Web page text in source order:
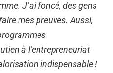
J’ai foncé, des gens
mes preuves. Aussi,
à l’entrepreneuriat
indispensable !